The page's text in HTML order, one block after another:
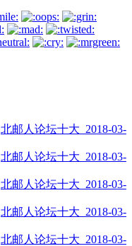
北邮人论坛十大_2018-03-
北邮人论坛十大_2018-03-
北邮人论坛十大_2018-03-
北邮人论坛十大_2018-03-
北邮人论坛十大_2018-03-